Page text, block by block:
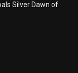
Silver Dawn of